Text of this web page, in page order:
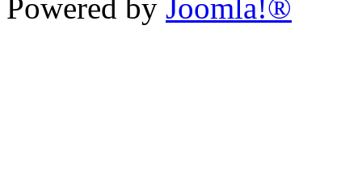
Powered by Joomla!®